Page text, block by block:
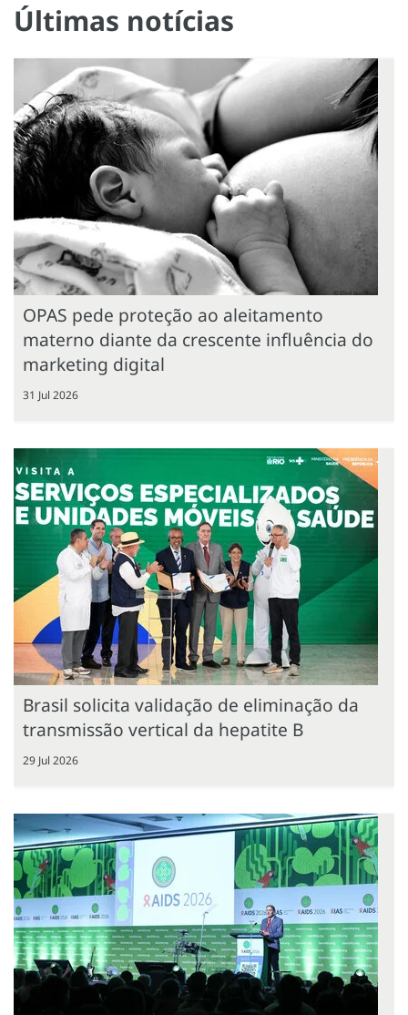
Últimas notícias
OPAS pede proteção ao aleitamento
materno diante da crescente influência do
marketing digital
31 Jul 2026
Brasil solicita validação de eliminação da
transmissão vertical da hepatite B
29 Jul 2026